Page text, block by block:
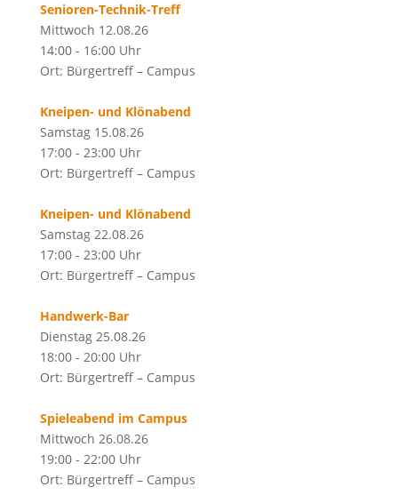
Senioren-Technik-Treff
Mittwoch 12.08.26
14:00 - 16:00 Uhr
Ort: Bürgertreff – Campus
Kneipen- und Klönabend
Samstag 15.08.26
17:00 - 23:00 Uhr
Ort: Bürgertreff – Campus
Kneipen- und Klönabend
Samstag 22.08.26
17:00 - 23:00 Uhr
Ort: Bürgertreff – Campus
Handwerk-Bar
Dienstag 25.08.26
18:00 - 20:00 Uhr
Ort: Bürgertreff – Campus
Spieleabend im Campus
Mittwoch 26.08.26
19:00 - 22:00 Uhr
Ort: Bürgertreff – Campus